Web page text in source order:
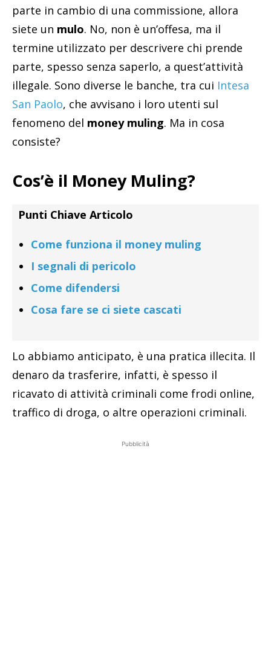
parte in cambio di una commissione, allora
siete un mulo. No, non è un’offesa, ma il
termine utilizzato per descrivere chi prende
parte, spesso senza saperlo, a quest’attività
illegale. Sono diverse le banche, tra cui Intesa
San Paolo, che avvisano i loro utenti sul
fenomeno del money muling. Ma in cosa
consiste?
Cos’è il Money Muling?
Punti Chiave Articolo
Come funziona il money muling
I segnali di pericolo
Come difendersi
Cosa fare se ci siete cascati
Lo abbiamo anticipato, è una pratica illecita. Il
denaro da trasferire, infatti, è spesso il
ricavato di attività criminali come frodi online,
traffico di droga, o altre operazioni criminali.
Pubblicità